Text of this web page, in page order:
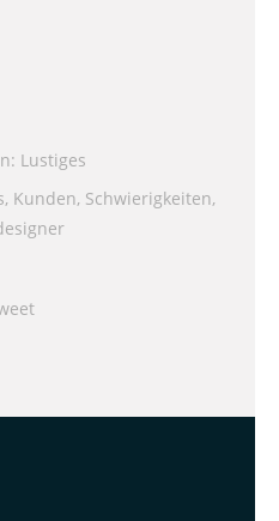
Lustiges
, Kunden, Schwierigkeiten,